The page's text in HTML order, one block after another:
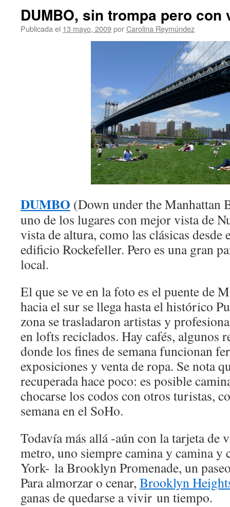
DUMBO, sin trompa pero con
Publicada el 13 mayo, 2009porCarolina Reymúndez
DUMBO (Down under the Manhattan
uno de los lugares con mejor vista de
vista de altura, como las clásicas desde
edificio Rockefeller. Pero es una gran
local.
El que se ve en la foto es el puente de
hacia el sur se llega hasta el histórico
zona se trasladaron artistas y
en lofts reciclados. Hay cafés, algunos
donde los fines de semana funcionan
exposiciones y venta de ropa. Se nota
recuperada hace poco: es posible
chocarse los codos con otros turistas,
semana en el SoHo.
Todavía más allá -aún con la tarjeta de
metro, uno siempre camina y camina y
York- la Brooklyn Promenade, un
Para almorzar o cenar, Brooklyn
ganas de quedarse a vivir un tiempo.